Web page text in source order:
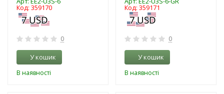
Код: 359170
0
У кошик
В наявності
Код: 359171
0
У кошик
В наявності